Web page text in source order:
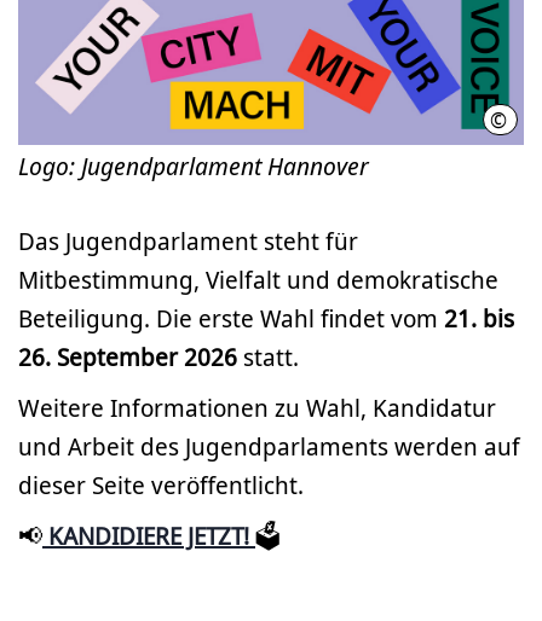
©
Logo: Jugendparlament Hannover
Das Jugendparlament steht für
Mitbestimmung, Vielfalt und demokratische
Beteiligung. Die erste Wahl findet vom 21. bis
26. September 2026 statt.
Weitere Informationen zu Wahl, Kandidatur
und Arbeit des Jugendparlaments werden auf
dieser Seite veröffentlicht.
📢 KANDIDIERE JETZT!🗳️